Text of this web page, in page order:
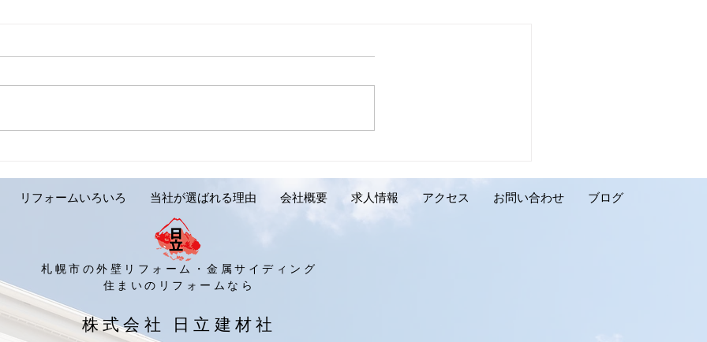
ご紹介です。岩見沢市 Y様
邸】
ご紹介です。千歳市 K様邸】
リフォームいろいろ 当社が選ばれる理由 会社概要 求人情報 アクセス お問い合わせ ブログ
​住まいのリフォームなら
札幌市の外壁リフォーム・金属サイディング
​株式会社 日立建材社